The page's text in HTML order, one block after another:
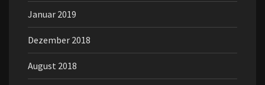
Januar 2019
Dezember 2018
August 2018